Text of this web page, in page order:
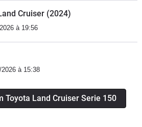
Cruiser (2024)
à 19:56
2026 à 15:38
Toyota Land Cruiser Serie 150